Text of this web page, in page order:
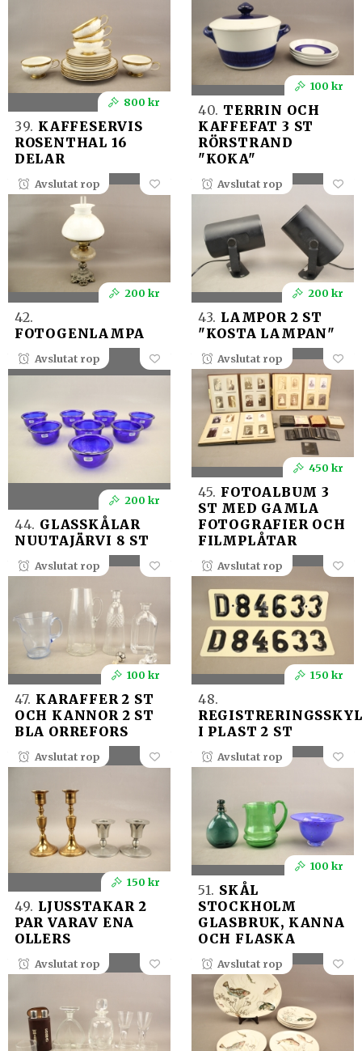
800 kr
39. KAFFESERVIS
ROSENTHAL 16
DELAR
100 kr
40. TERRIN OCH
KAFFEFAT 3 ST
RÖRSTRAND
"KOKA"
Avslutat rop
200 kr
42.
FOTOGENLAMPA
Avslutat rop
200 kr
43. LAMPOR 2 ST
"KOSTA LAMPAN"
Avslutat rop
200 kr
44. GLASSKÅLAR
NUUTAJÄRVI 8 ST
Avslutat rop
450 kr
45. FOTOALBUM 3
ST MED GAMLA
FOTOGRAFIER OCH
FILMPLÅTAR
Avslutat rop
100 kr
47. KARAFFER 2 ST
OCH KANNOR 2 ST
BLA ORREFORS
Avslutat rop
150 kr
48.
I PLAST 2 ST
Avslutat rop
150 kr
49. LJUSSTAKAR 2
PAR VARAV ENA
OLLERS
Avslutat rop
100 kr
51. SKÅL
STOCKHOLM
GLASBRUK, KANNA
OCH FLASKA
Avslutat rop Avslutat rop